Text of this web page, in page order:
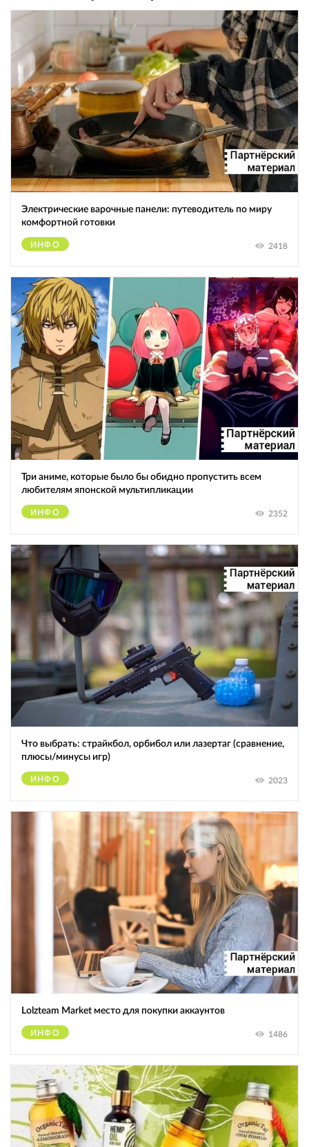
Электрические варочные панели: путеводитель по миру
комфортной готовки
ИНФО 2418
Три аниме, которые было бы обидно пропустить всем
любителям японской мультипликации
ИНФО 2352
Что выбрать: страйкбол, орбибол или лазертаг (сравнение,
плюсы/минусы игр)
ИНФО 2023
Lolzteam Market место для покупки аккаунтов
ИНФО 1486